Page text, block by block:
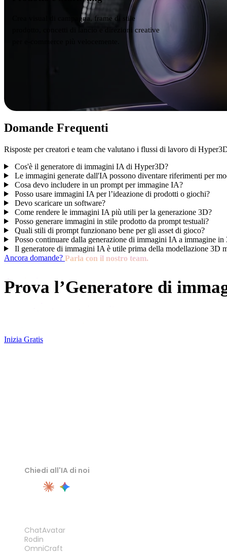
Crea visual di campagna, frame di stile
prodotto, concetti di lancio e direzioni creative
Domande Frequenti
Risposte per creatori e team che valutano i flussi di lavoro di
Cos'è il generatore di immagini IA di Hyper3D?
Le immagini generate dall'IA possono diventare riferimenti per
Cosa devo includere in un prompt per immagine IA?
Posso usare immagini IA per l’ideazione di prodotti o giochi?
Devo scaricare un software?
Come rendere le immagini IA più utili per la generazione 3D?
Posso generare immagini in stile prodotto da prompt testuali?
Quali stili di prompt funzionano bene per gli asset di gioco?
Posso continuare dalla generazione di immagini IA a immagine in
Il generatore di immagini IA è utile prima della modellazione 3D
Ancora domande? Parla con il nostro team.
Prova l’Generatore di
Inizia Gratis
Chiedi all'IA di noi
ChatAvatar
Rodin
OmniCraft